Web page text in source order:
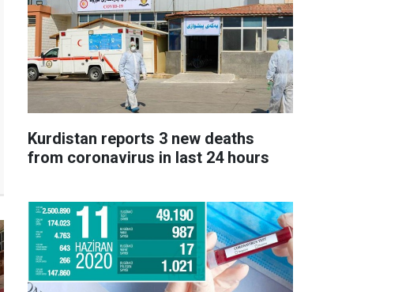
Kurdistan reports 3 new deaths
from coronavirus in last 24 hours